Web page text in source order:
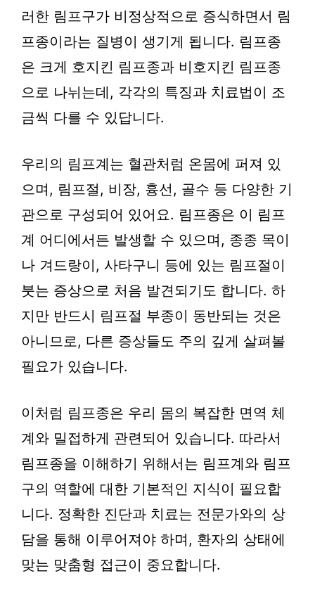
러한 림프구가 비정상적으로 증식하면서 림
프종이라는 질병이 생기게 됩니다. 림프종
은 크게 호지킨 림프종과 비호지킨 림프종
으로 나뉘는데, 각각의 특징과 치료법이 조
금씩 다를 수 있답니다.
우리의 림프계는 혈관처럼 온몸에 퍼져 있
으며, 림프절, 비장, 흉선, 골수 등 다양한 기
관으로 구성되어 있어요. 림프종은 이 림프
계 어디에서든 발생할 수 있으며, 종종 목이
나 겨드랑이, 사타구니 등에 있는 림프절이
붓는 증상으로 처음 발견되기도 합니다. 하
지만 반드시 림프절 부종이 동반되는 것은
아니므로, 다른 증상들도 주의 깊게 살펴볼
필요가 있습니다.
이처럼 림프종은 우리 몸의 복잡한 면역 체
계와 밀접하게 관련되어 있습니다. 따라서
림프종을 이해하기 위해서는 림프계와 림프
구의 역할에 대한 기본적인 지식이 필요합
니다. 정확한 진단과 치료는 전문가와의 상
담을 통해 이루어져야 하며, 환자의 상태에
맞는 맞춤형 접근이 중요합니다.